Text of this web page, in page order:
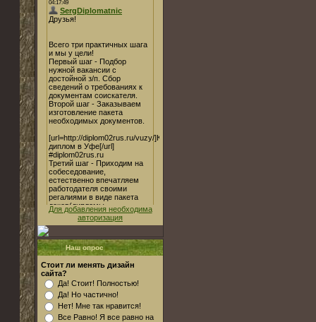
Для добавления необходима
авторизация
Наш опрос
Стоит ли менять дизайн
сайта?
Да! Стоит! Полностью!
Да! Но частично!
Нет! Мне так нравится!
Все Равно! Я все равно на